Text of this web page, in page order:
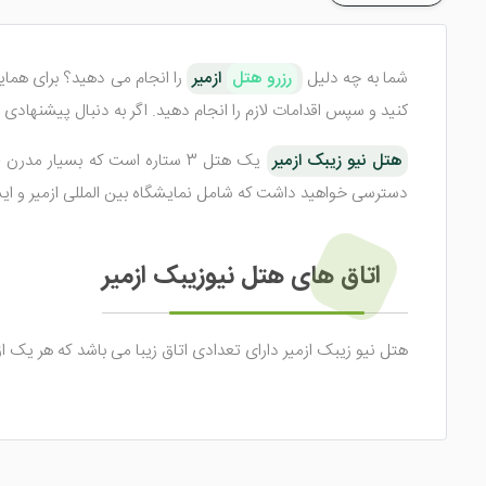
شما به چه دلیل رزرو هتل ازمیر را انجام می دهید؟ برای
کنید و سپس اقدامات لازم را انجام دهید. اگر به دنبال
هتل نیو زیبک ازمیر
یک هتل 3 ستاره است که
دسترسی خواهید داشت که شامل نمایشگاه بین المللی ازمیر و ایستگاه قطار بسمانه
اتاق های هتل نیوزیبک ازمیر
هتل نیو زیبک ازمیر دارای تعدادی اتاق زیبا می باشد که هر